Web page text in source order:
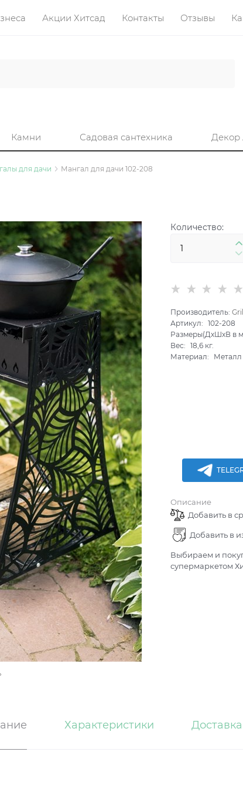
Акции Хитсад Контакты Отзывы
Камни Садовая сантехника Декор
для дачи Мангал для дачи 102-208
Количество:
Производитель:
Артикул:
102-208
Размеры(ДхШхВ в
Вес:
18,6 кг.
Материал:
Металл
Описание
Добавить в
Добавить в
Выбираем и
супермаркетом
Характеристики Доставка